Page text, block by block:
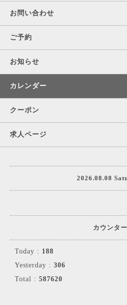
お問い合わせ
ご予約
お知らせ
カレンダー
クーポン
求人ページ
2026.08.08
カウンター
Today : 188
Yesterday : 306
Total : 587620